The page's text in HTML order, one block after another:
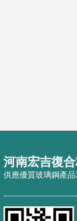
河南宏吉復
供應優質玻璃鋼產